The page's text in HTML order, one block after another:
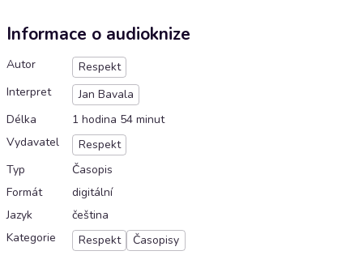
Informace o audioknize
Autor
Respekt
Interpret
Jan Bavala
Délka
1 hodina 54 minut
Vydavatel
Respekt
Typ
Časopis
Formát
digitální
Jazyk
čeština
Kategorie
Respekt Časopisy